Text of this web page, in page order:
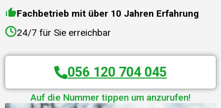
Fachbetrieb mit über 10 Jahren Erfahrung
24/7 für Sie erreichbar
056 120 704 045
Auf die Nummer tippen um anzurufen!